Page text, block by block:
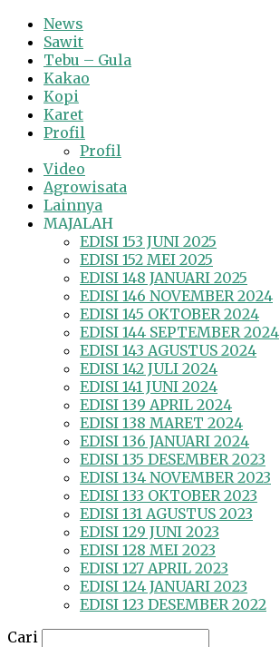
News
Sawit
Tebu – Gula
Kakao
Kopi
Karet
Profil
Profil
Video
Agrowisata
Lainnya
MAJALAH
EDISI 153 JUNI 2025
EDISI 152 MEI 2025
EDISI 148 JANUARI 2025
EDISI 146 NOVEMBER 2024
EDISI 145 OKTOBER 2024
EDISI 144 SEPTEMBER 2024
EDISI 143 AGUSTUS 2024
EDISI 142 JULI 2024
EDISI 141 JUNI 2024
EDISI 139 APRIL 2024
EDISI 138 MARET 2024
EDISI 136 JANUARI 2024
EDISI 135 DESEMBER 2023
EDISI 134 NOVEMBER 2023
EDISI 133 OKTOBER 2023
EDISI 131 AGUSTUS 2023
EDISI 129 JUNI 2023
EDISI 128 MEI 2023
EDISI 127 APRIL 2023
EDISI 124 JANUARI 2023
EDISI 123 DESEMBER 2022
Cari